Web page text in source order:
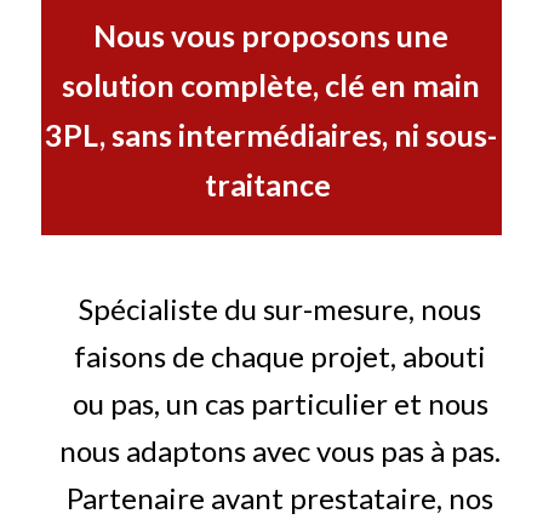
Nous vous proposons une
solution complète, clé en main
3PL, sans intermédiaires, ni sous-
traitance
Spécialiste du sur-mesure, nous
faisons de chaque projet, abouti
ou pas, un cas particulier et nous
nous adaptons avec vous pas à pas.
Partenaire avant prestataire, nos